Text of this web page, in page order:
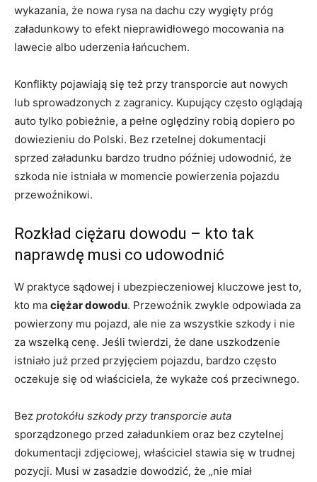
wykazania, że nowa rysa na dachu czy wygięty próg
załadunkowy to efekt nieprawidłowego mocowania na
lawecie albo uderzenia łańcuchem.
Konflikty pojawiają się też przy transporcie aut nowych
lub sprowadzonych z zagranicy. Kupujący często oglądają
auto tylko pobieżnie, a pełne oględziny robią dopiero po
dowiezieniu do Polski. Bez rzetelnej dokumentacji
sprzed załadunku bardzo trudno później udowodnić, że
szkoda nie istniała w momencie powierzenia pojazdu
przewoźnikowi.
Rozkład ciężaru dowodu – kto tak
naprawdę musi co udowodnić
W praktyce sądowej i ubezpieczeniowej kluczowe jest to,
kto ma ciężar dowodu. Przewoźnik zwykle odpowiada za
powierzony mu pojazd, ale nie za wszystkie szkody i nie
za wszelką cenę. Jeśli twierdzi, że dane uszkodzenie
istniało już przed przyjęciem pojazdu, bardzo często
oczekuje się od właściciela, że wykaże coś przeciwnego.
Bez protokółu szkody przy transporcie auta
sporządzonego przed załadunkiem oraz bez czytelnej
dokumentacji zdjęciowej, właściciel stawia się w trudnej
pozycji. Musi w zasadzie dowodzić, że „nie miał